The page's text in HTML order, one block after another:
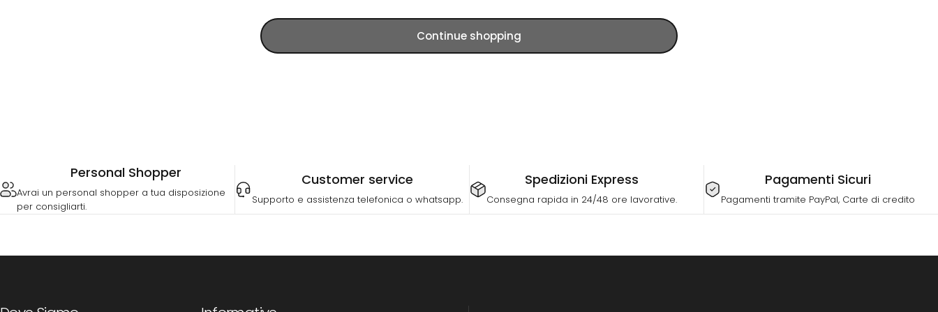
Continue shopping
Personal Shopper
Avrai un personal shopper a tua disposizione
per consigliarti.
Customer service
Supporto e assistenza telefonica o whatsapp.
Spedizioni Express
Consegna rapida in 24/48 ore lavorative.
Pagamenti Sicuri
Pagamenti tramite PayPal, Carte di credito